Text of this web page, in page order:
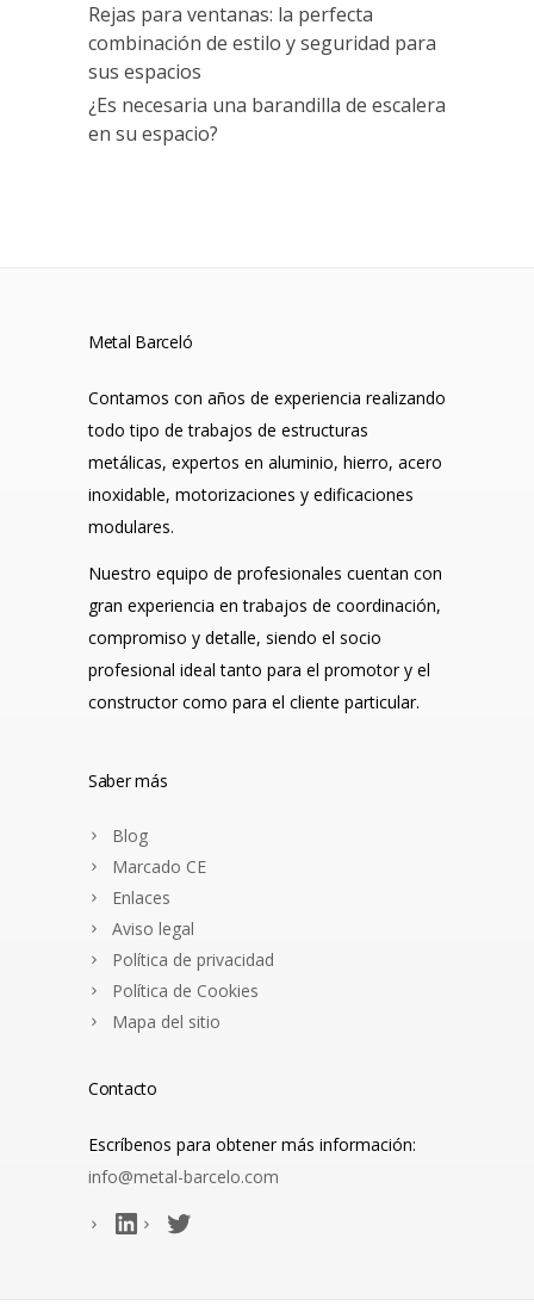
Rejas para ventanas: la perfecta
combinación de estilo y seguridad para
sus espacios
¿Es necesaria una barandilla de escalera
en su espacio?
Metal Barceló
Contamos con años de experiencia realizando
todo tipo de trabajos de estructuras
metálicas, expertos en aluminio, hierro, acero
inoxidable, motorizaciones y edificaciones
modulares.
Nuestro equipo de profesionales cuentan con
gran experiencia en trabajos de coordinación,
compromiso y detalle, siendo el socio
profesional ideal tanto para el promotor y el
constructor como para el cliente particular.
Saber más
Blog
Marcado CE
Enlaces
Aviso legal
Política de privacidad
Política de Cookies
Mapa del sitio
Contacto
Escríbenos para obtener más información:
info@metal-barcelo.com
LinkedIn
Gorjeo